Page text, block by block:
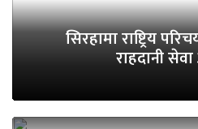
सिरहामा राष्ट्रिय
राहदानी